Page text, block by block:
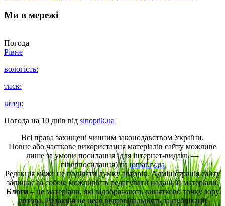
Ми в мережі
Погода
Рівне
вологість:
тиск:
вітер:
Погода на 10 днів від sinoptik.ua
Всі права захищені чинним законодавством України.
Повне або часткове використання матеріалів сайту можливе
лише за умови посилання (для інтернет-видань —
гіперпосилання) наtomat.rv.ua
Редакція може не поділяти думку авторів. Адміністрація сайту
залишає за собою можливість редагувати надані їй матеріали.
Блоги– це матеріали, які відображають винятково точку зору
автора. Редакція не несе відповідальність за публікації